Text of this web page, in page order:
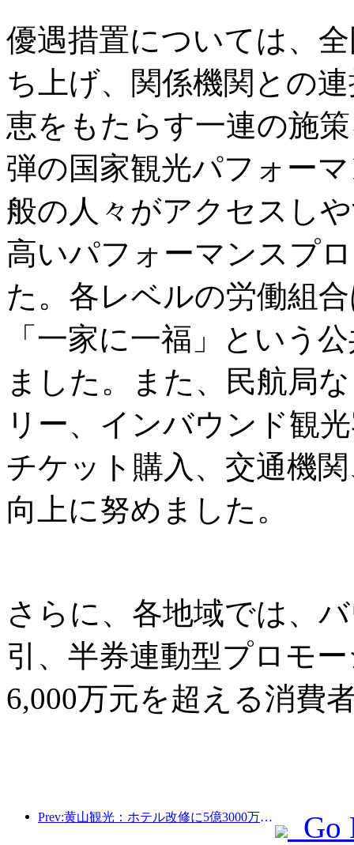
優遇措置については、
ち上げ、関係機関との
恵をもたらす一連の施
弾の国家観光パフォー
般の人々がアクセスし
高いパフォーマンスプ
た。各レベルの労働組
「一家に一福」という
ました。また、民航局
リー、インバウンド観
チケット購入、交通機
向上に努めました。
さらに、各地域では、
引、半券連動型プロモ
6,000万元を超える消費
Prev:黄山観光：ホテル改修に5億3000万元を投資する計画
Go